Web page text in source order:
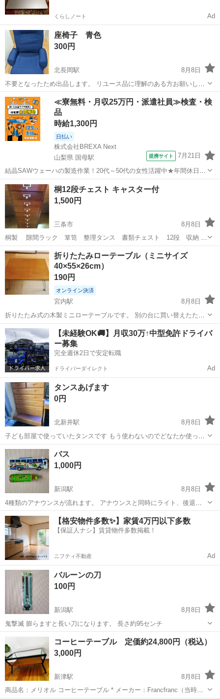
くらしノート Ad
座椅子 青色
300円
北長岡駅
8月8日
不要となったため出品します。 リユース品に理解のある方お願いしま
す。
新潟 長岡市 北長岡駅 椅子 青色
≪寮無料・月収25万円・派遣社員≫検査・検
品
時給1,300円
日払い
株式会社BREXA Next
山梨県 国母駅
提携サイト 7月21日
結晶SAWウェーハの製造作業！20代～50代の女性活躍中★年間休日
120日＆土日祝休み！クリーンルーム内でのお仕事！日払い制度利用可
◎正社員登用制度あり！マイカー通勤可！《山梨県中巨摩郡昭和町》
人気の工場のお仕事 ◇結晶...
山梨 国母駅 その他
桐12段チェスト キャスター付
1,500円
三条市
8月8日
桐製 隙間ラック 箪笥 整理タンス 書類チェスト 12段 収納 長
期保管の中古品ですので傷や汚れあります 神経質な方はお控えくださ
い お渡しする際、軽く拭きますが ご自身で綺麗して活用していただけ
る方に こちらは９月...
新潟 三条市 収納家具
折りたたみローテーブル（ミニサイズ
40×55×26cm）
190円
オンライン決済
宮内駅
8月8日
折りたたみ式の木製ミニローテーブルです。 別の台に買い替えたた
め、使っていただける方にお譲りします。 サイズ： 約 幅55cm × 奥行
40cm × 高さ26cm 状態： 出品にあたり全体を水拭き清掃いたしまし
た。使...
新潟 長岡市 宮内駅 テーブル
【未経験OK🚚】月収30万↑中型免許ドライバ
ー募集
完全週休2日で安定転職
ドライバーダイレクト Ad
タンスあげます
0円
北新井駅
8月8日
子ども部屋で使っていたタンスです もう使わないのでどなたか使って
ください 取りに来られる方に限ります
新潟 妙高市
バス
1,000円
新潟駅
8月8日
4種類のアナウンスが流れます。 アナウンスと同時にライト、後退灯
が点滅します。 新品で購入すると高いと思いますのでお安く購入され
たい方よろしくお願い致します。 中古品になりますのでご理解のある
方のみよろしくお願い致します。...
新潟 新潟市 新潟駅 家具 ライト
【格安物件多数✨】家賃4万円以下多数
【保証人ナシ】賃貸物件多数掲載！
ニフティ不動産 Ad
バルーンの刀
100円
新潟駅
8月8日
鬼撃滅 膨らますと長い刀になります。 長さ約95センチ
新潟市 家具 バルーン
コーヒーテーブル 定価約24,800円（税込）
3,000円
新津駅
8月8日
商品名：メリオル コーヒーテーブル * メーカー：Francfranc（当時の